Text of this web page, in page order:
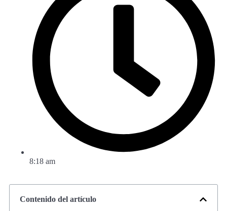
8:18 am
Contenido del artículo